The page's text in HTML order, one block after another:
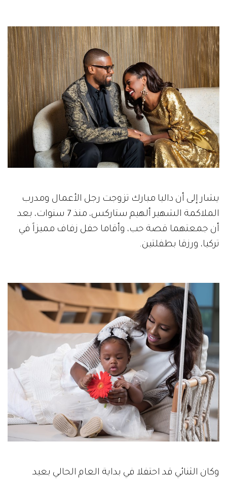
يشار إلى أن داليا مبارك تزوجت رجل الأعمال ومدرب
الملاكمة الشهير ألهيم ستاركس، منذ 7 سنوات، بعد
أن جمعتهما قصة حب، وأقاما حفل زفاف مميزاً في
تركيا، ورزقا بطفلتين.
وكان الثنائي قد احتفلا في بداية العام الحالي بعيد